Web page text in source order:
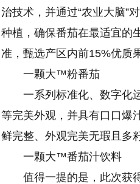
治技术，并通过“农业大脑”
种植，确保番茄在最适宜的
准，甄选产区内前15%优质
一颗大™粉番茄
一系列标准化、数字化
等完美外观，并具有口口爆
鲜完整、外观完美无瑕且多
一颗大™番茄汁饮料
值得一提的是，此次获